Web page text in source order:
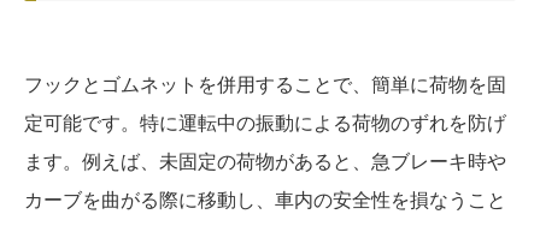
フックとゴムネットを併用することで、簡単に荷物を固
定可能です。特に運転中の振動による荷物のずれを防げ
ます。例えば、未固定の荷物があると、急ブレーキ時や
カーブを曲がる際に移動し、車内の安全性を損なうこと